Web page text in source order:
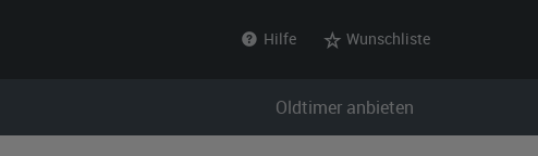
Hilfe Wunschliste
Oldtimer anbieten